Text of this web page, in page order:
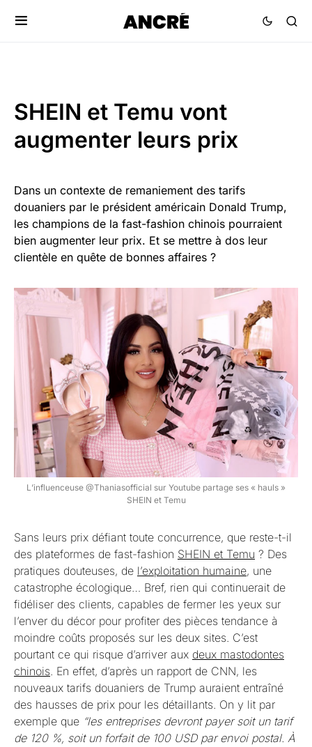
SHEIN et Temu vont
augmenter leurs prix
Dans un contexte de remaniement des tarifs
douaniers par le président américain Donald Trump,
les champions de la fast-fashion chinois pourraient
bien augmenter leur prix. Et se mettre à dos leur
clientèle en quête de bonnes affaires ?
L’influenceuse @Thaniasofficial sur Youtube partage ses « hauls »
SHEIN et Temu
Sans leurs prix défiant toute concurrence, que reste-t-il
des plateformes de fast-fashion SHEIN et Temu ? Des
pratiques douteuses, de l’exploitation humaine, une
catastrophe écologique… Bref, rien qui continuerait de
fidéliser des clients, capables de fermer les yeux sur
l’enver du décor pour profiter des pièces tendance à
moindre coûts proposés sur les deux sites. C’est
pourtant ce qui risque d’arriver aux deux mastodontes
chinois. En effet, d’après un rapport de CNN, les
nouveaux tarifs douaniers de Trump auraient entraîné
des hausses de prix pour les détaillants. On y lit par
exemple que “les entreprises devront payer soit un tarif
de 120 %, soit un forfait de 100 USD par envoi postal. À